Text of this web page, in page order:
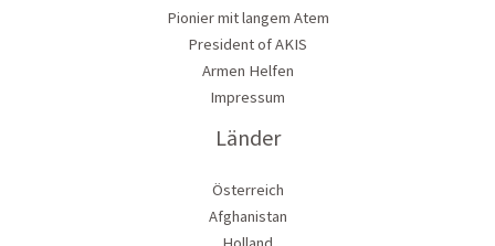
Pionier mit langem Atem
President of AKIS
Armen Helfen
Impressum
Länder
Österreich
Afghanistan